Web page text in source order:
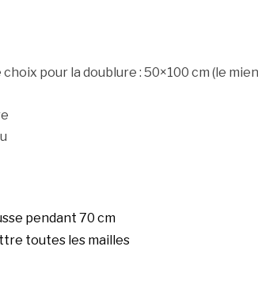
pour la doublure : 50×100 cm (le
pendant 70 cm
toutes les mailles